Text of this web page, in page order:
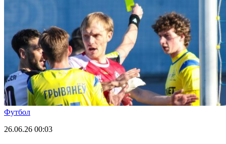
Футбол
26.06.26 00:03